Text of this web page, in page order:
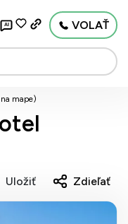
AI VOLAŤ
mape)
Uložiť Zdieľať